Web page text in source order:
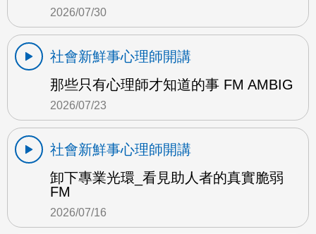
2026/07/30
社會新鮮事心理師開講
那些只有心理師才知道的事 FM AMBIG
2026/07/23
社會新鮮事心理師開講
卸下專業光環_看見助人者的真實脆弱
FM
2026/07/16